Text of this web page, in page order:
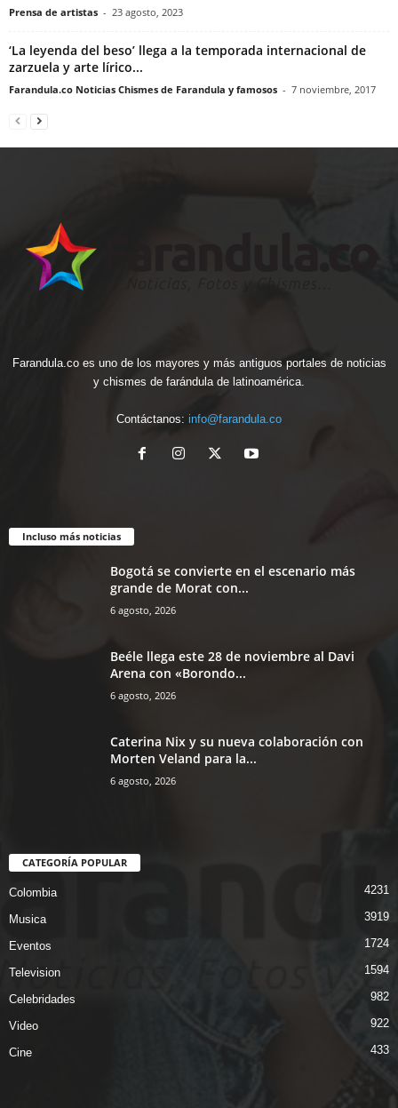
Prensa de artistas - 23 agosto, 2023
‘La leyenda del beso’ llega a la temporada internacional de
zarzuela y arte lírico...
Farandula.co Noticias Chismes de Farandula y famosos - 7 noviembre, 2017
Farandula.co es uno de los mayores y más antiguos portales de noticias
y chismes de farándula de latinoamérica.
Contáctanos: info@farandula.co
Incluso más noticias
Bogotá se convierte en el escenario más
grande de Morat con...
6 agosto, 2026
Beéle llega este 28 de noviembre al Davi
Arena con «Borondo...
6 agosto, 2026
Caterina Nix y su nueva colaboración con
Morten Veland para la...
6 agosto, 2026
CATEGORÍA POPULAR
Colombia 4231
Musica 3919
Eventos 1724
Television 1594
Celebridades 982
Video 922
Cine 433